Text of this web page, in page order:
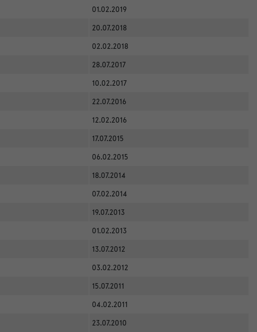
01.02.2019
20.07.2018
02.02.2018
28.07.2017
10.02.2017
22.07.2016
12.02.2016
17.07.2015
06.02.2015
18.07.2014
07.02.2014
19.07.2013
01.02.2013
13.07.2012
03.02.2012
15.07.2011
04.02.2011
23.07.2010